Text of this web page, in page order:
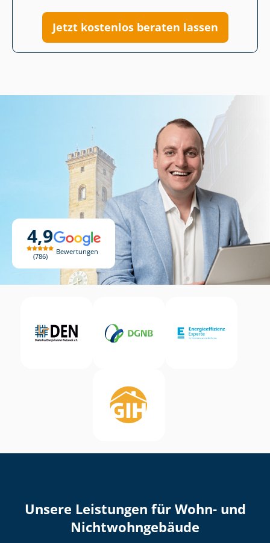
4,9
786
Bewertungen
Jetzt kostenlos beraten lassen
Unsere Leistungen für Wohn- und
Nicht­wohn­ge­bäu­de